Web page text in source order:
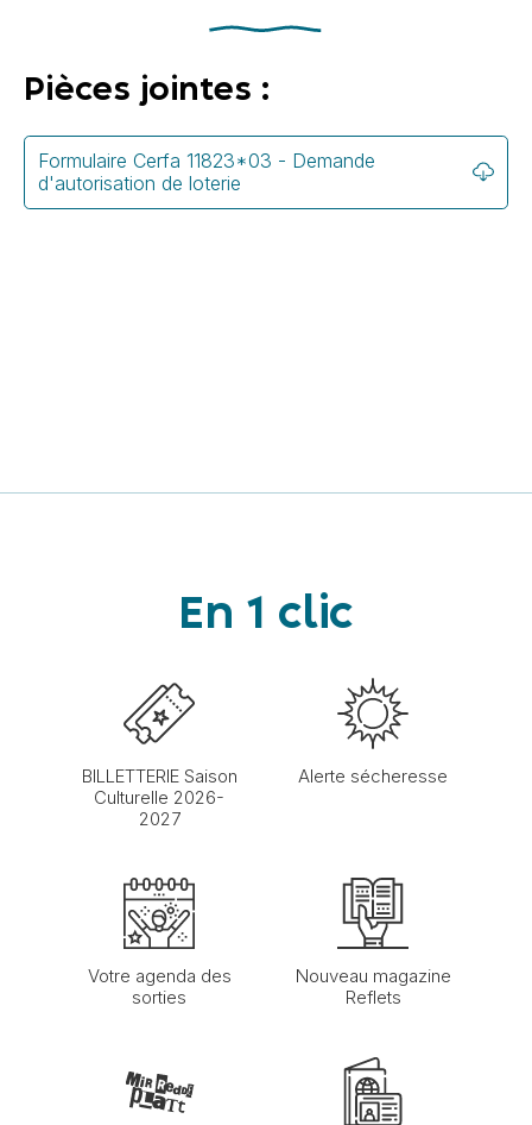
Pièces jointes :
Formulaire Cerfa 11823*03 - Demande
d'autorisation de loterie
En 1 clic
BILLETTERIE Saison
Culturelle 2026-
2027
Alerte sécheresse
Votre agenda des
sorties
Nouveau magazine
Reflets